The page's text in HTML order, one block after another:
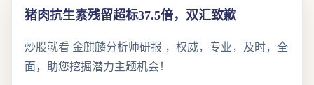
猪肉抗生素残留超标37.5倍，双汇致歉
炒股就看 金麒麟分析师研报 ，权威，专业，及时，全
面，助您挖掘潜力主题机会！